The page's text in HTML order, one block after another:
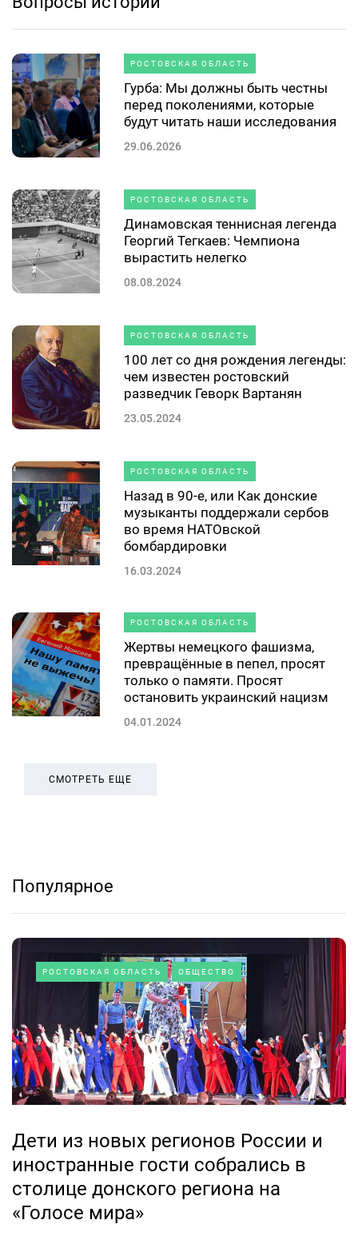
РОСТОВСКАЯ ОБЛАСТЬ
Гурба: Мы должны быть честны
перед поколениями, которые
будут читать наши исследования
29.06.2026
РОСТОВСКАЯ ОБЛАСТЬ
Динамовская теннисная легенда
Георгий Тегкаев: Чемпиона
вырастить нелегко
08.08.2024
РОСТОВСКАЯ ОБЛАСТЬ
100 лет со дня рождения легенды:
чем известен ростовский
разведчик Геворк Вартанян
23.05.2024
РОСТОВСКАЯ ОБЛАСТЬ
Назад в 90-е, или Как донские
музыканты поддержали сербов
во время НАТОвской
бомбардировки
16.03.2024
РОСТОВСКАЯ ОБЛАСТЬ
Жертвы немецкого фашизма,
превращённые в пепел, просят
только о памяти. Просят
остановить украинский нацизм
04.01.2024
СМОТРЕТЬ ЕЩЕ
Популярное
РОСТОВСКАЯ ОБЛАСТЬ ОБЩЕСТВО
Дети из новых регионов России и
иностранные гости собрались в
столице донского региона на
«Голосе мира»